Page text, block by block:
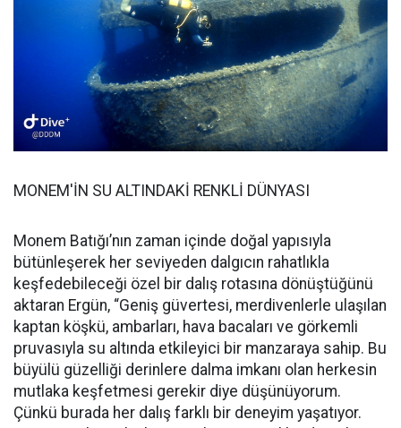
MONEM'İN SU ALTINDAKİ RENKLİ DÜNYASI
Monem Batığı’nın zaman içinde doğal yapısıyla
bütünleşerek her seviyeden dalgıcın rahatlıkla
keşfedebileceği özel bir dalış rotasına dönüştüğünü
aktaran Ergün, “Geniş güvertesi, merdivenlerle ulaşılan
kaptan köşkü, ambarları, hava bacaları ve görkemli
pruvasıyla su altında etkileyici bir manzaraya sahip. Bu
büyülü güzelliği derinlere dalma imkanı olan herkesin
mutlaka keşfetmesi gerekir diye düşünüyorum.
Çünkü burada her dalış farklı bir deneyim yaşatıyor.